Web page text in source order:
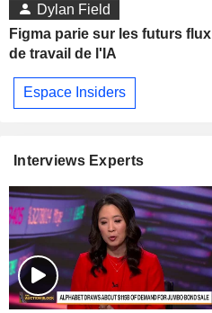
Dylan Field
Figma parie sur les futurs flux
de travail de l'IA
Espace Insiders
Interviews Experts